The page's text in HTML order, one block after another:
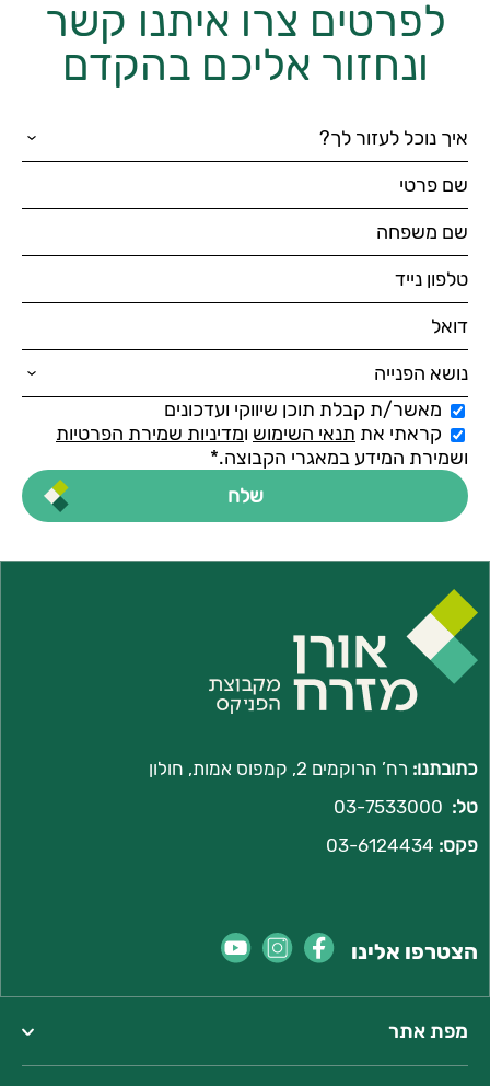
לפרטים צרו איתנו קשר
ונחזור אליכם בהקדם
מאשר/ת קבלת תוכן שיווקי ועדכונים
קראתי את תנאי השימוש ומדיניות שמירת הפרטיות
ושמירת המידע במאגרי הקבוצה.*
כתובתנו: רח’ הרוקמים 2, קמפוס אמות, חולון
טל: 03-7533000
פקס:
הצטרפו אלינו
מפת אתר